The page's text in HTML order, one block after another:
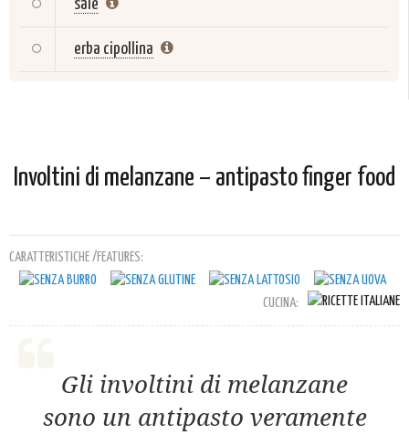
sale
erba cipollina
Involtini di melanzane – antipasto finger food
CARATTERISTICHE /FEATURES:
CUCINA:
Gli involtini di melanzane
sono un antipasto veramente